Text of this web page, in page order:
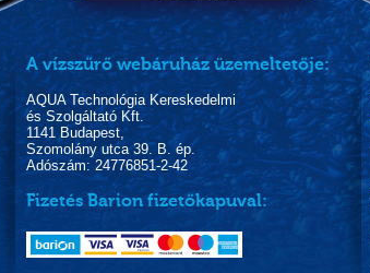
A vízszűrő webáruház üzemeltetője:
AQUA Technológia Kereskedelmi
és Szolgáltató Kft.
1141 Budapest,
Szomolány utca 39. B. ép.
Adószám: 24776851-2-42
Fizetés Barion fizetőkapuval: